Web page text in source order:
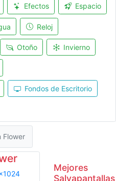
Efectos Espacio
Reloj
Otoño Invierno
Fondos de Escritorio
Flower
Mejores
Salvapantallas